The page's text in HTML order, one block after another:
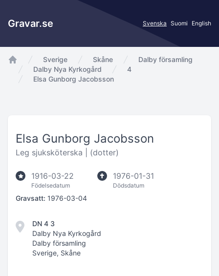
Gravar.se Svenska Suomi English
app.Start
Sverige Skåne
Dalby församling
Dalby Nya Kyrkogård
4
Elsa Gunborg Jacobsson
Elsa Gunborg Jacobsson
Leg sjuksköterska | (dotter)
1916-03-22
Födelsedatum
1976-01-31
Dödsdatum
Gravsatt: 1976-03-04
DN 4 3
Dalby Nya Kyrkogård
Dalby församling
Sverige, Skåne